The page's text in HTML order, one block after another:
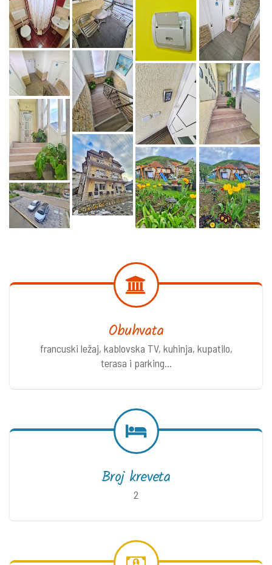
Obuhvata
francuski ležaj, kablovska TV, kuhinja, kupatilo,
terasa i parking...
Broj kreveta
2